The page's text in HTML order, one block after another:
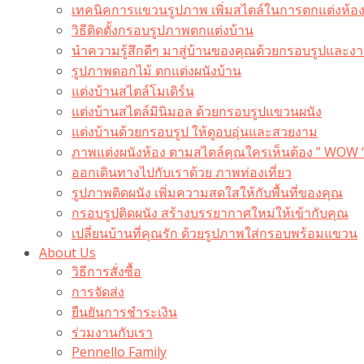
เทคนิคการแขวนรูปภาพ เพิ่มสไตล์ในการตกแต่งห้อง
วิธีติดตั้งกรอบรูปภาพตกแต่งบ้าน
นำความรู้สึกดีๆ มาสู่บ้านของคุณด้วยกรอบรูปและง
รูปภาพดอกไม้ ตกแต่งผนังบ้าน
แต่งบ้านสไตล์โมเดิร์น
แต่งบ้านสไตล์มินิมอล ด้วยกรอบรูปแขวนผนัง
แต่งบ้านด้วยกรอบรูป ให้ดูอบอุ่นและสวยงาม
ภาพแต่งผนังห้อง ตามสไตล์คุณใครเห็นต้อง ” WOW
ออกเดินทางไปกับเราด้วย ภาพท่องเที่ยว
รูปภาพติดผนัง เพิ่มความสดใสให้กับพื้นที่ของคุณ
กรอบรูปติดผนัง สร้างบรรยากาศใหม่ให้เข้ากับคุณ
เปลี่ยนบ้านที่คุณรัก ด้วยรูปภาพใส่กรอบพร้อมแขวน​
About Us
วิธีการสั่งซื้อ
การจัดส่ง
ยืนยันการชำระเงิน
ร่วมงานกับเรา
Pennello Family